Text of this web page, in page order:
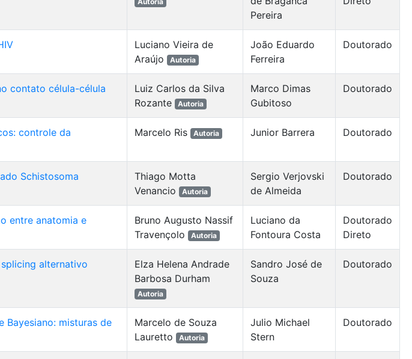
Pereira
Luciano Vieira de
Araújo
Autoria
João Eduardo
Ferreira
Doutorado
contato célula-célula
Luiz Carlos da Silva
Rozante
Autoria
Marco Dimas
Gubitoso
Doutorado
controle da
Marcelo Ris Autoria Junior Barrera Doutorado
Schistosoma
Thiago Motta
Venancio
Autoria
Sergio Verjovski
de Almeida
Doutorado
entre anatomia e
Bruno Augusto Nassif
Travençolo
Autoria
Luciano da
Fontoura Costa
Doutorado
Direto
alternativo
Elza Helena Andrade
Barbosa Durham
Autoria
Sandro José de
Souza
Doutorado
Bayesiano: misturas de
Marcelo de Souza
Lauretto
Autoria
Julio Michael
Stern
Doutorado